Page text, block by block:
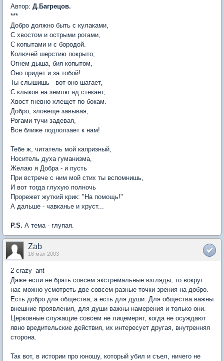
Автор: Д.Багрецов.
***
Добро должно быть с кулаками,
С хвостом и острыми рогами,
С копытами и с бородой.
Колючей шерстию покрыто,
Огнем дыша, бия копытом,
Оно придет и за тобой!
Ты слышишь - вот оно шагает,
С клыков на землю яд стекает,
Хвост гневно хлещет по бокам.
Добро, зловеще завывая,
Рогами тучи задевая,
Все ближе подползает к нам!
Тебе ж, читатель мой капризный,
Hоситель духа гуманизма,
Желаю я Добра - и пусть
При встрече с ним мой стих ты вспомнишь,
И вот тогда глухую полночь
Прорежет жуткий крик: "Hа помощь!"
А дальше - чавканье и хруст...
P.S. А тема - глупая.
Zab
16 мая 2003
2 crazy_ant
Даже если не брать совсем экстремальные взгляды, то вокруг
нас можно усмотреть две совсем разные точки зрения на добро.
Есть добро для общества, а есть для души. Для общества важны
внешние проявления, для души важны намерения и только они.
Церковные служащие совсем не лицемерят, когда не осуждают
явно вредительские действия, их интересует другая, внутренняя
сторона.
Так вот, в истории про юношу, который убил и съел, ничего не